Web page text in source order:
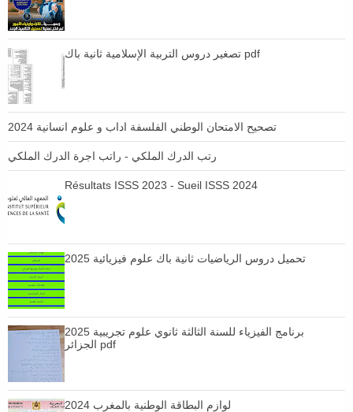
تصغير دروس التربية الإسلامية ثانية باك pdf
تصحيح الامتحان الوطني الفلسفة اداب و علوم انسانية 2024
رتب الدرك الملكي - راتب اجرة الدرك الملكي
Résultats ISSS 2023 - Sueil ISSS 2024
تحميل دروس الرياضيات ثانية باك علوم فيزيائية 2025
برنامج الفيزياء للسنة الثالثة ثانوي علوم تجريبية 2025
الجزائر pdf
لوازم البطاقة الوطنية بالمغرب 2024